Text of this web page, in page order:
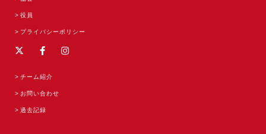
役員
プライバシーポリシー
チーム紹介
お問い合わせ
過去記録